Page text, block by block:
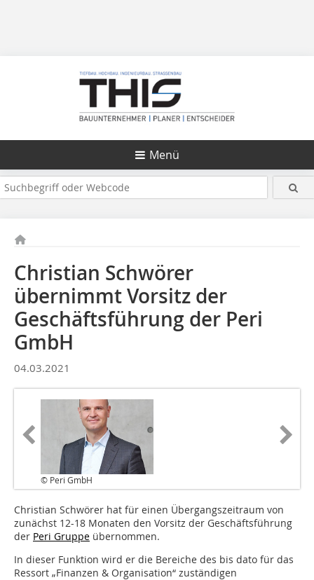
Menü
Christian Schwörer
übernimmt Vorsitz der
Geschäftsführung der Peri
GmbH
04.03.2021
© Peri GmbH
Christian Schwörer hat für einen Übergangszeitraum von
zunächst 12-18 Monaten den Vorsitz der Geschäftsführung
der Peri Gruppe übernommen.
In dieser Funktion wird er die Bereiche des bis dato für das
Ressort „Finanzen & Organisation“ zuständigen